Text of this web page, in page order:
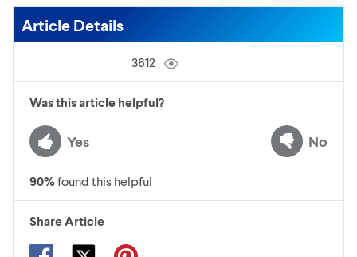
Article Details
3612
Was this article helpful?
Yes No
90%found this helpful
Share Article